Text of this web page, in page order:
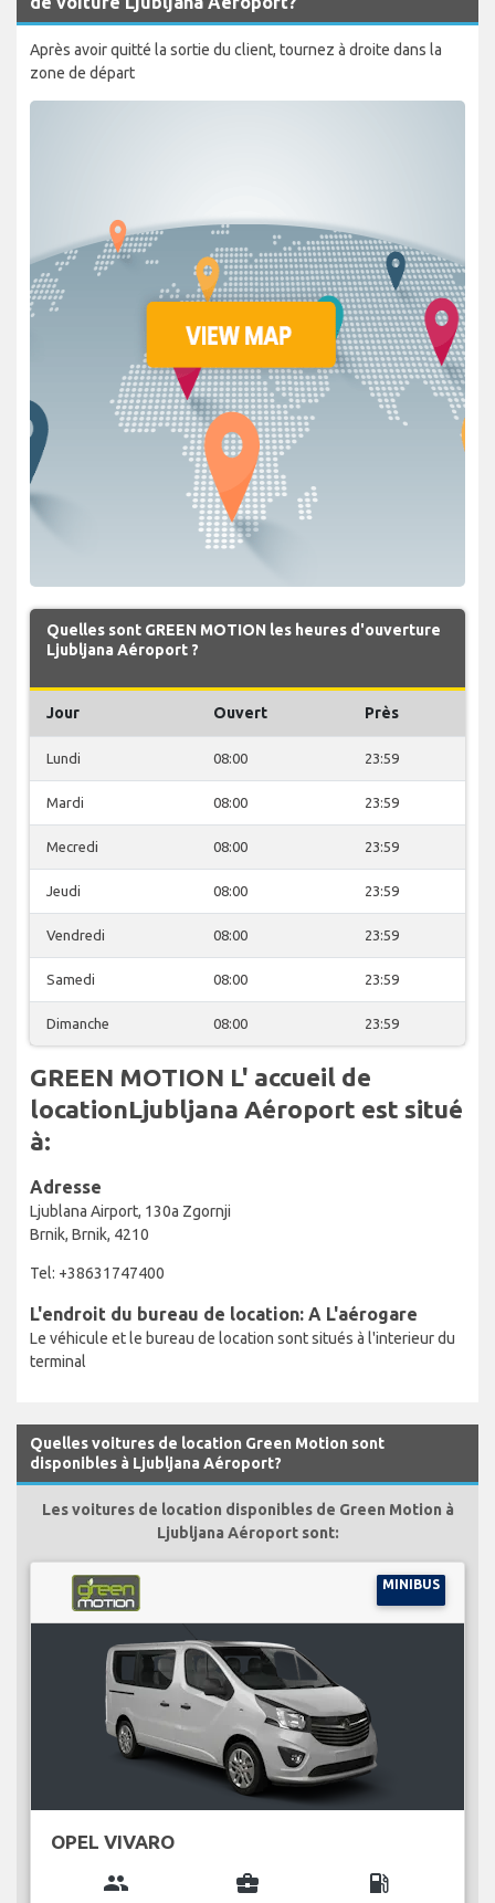
Après avoir quitté la sortie du client, tournez à droite dans la
zone de départ
Quelles sont GREEN MOTION les heures d'ouverture
Ljubljana Aéroport ?
Jour Ouvert Près
Lundi 08:00 23:59
Mardi 08:00 23:59
Mecredi 08:00 23:59
Jeudi 08:00 23:59
Vendredi 08:00 23:59
Samedi 08:00 23:59
Dimanche 08:00 23:59
GREEN MOTION L' accueil de
locationLjubljana Aéroport est situé
à:
Adresse
Ljublana Airport, 130a Zgornji
Brnik, Brnik, 4210
Tel: +38631747400
L'endroit du bureau de location: A L'aérogare
Le véhicule et le bureau de location sont situés à l'interieur du
terminal
Quelles voitures de location Green Motion sont
disponibles à Ljubljana Aéroport?
Les voitures de location disponibles de Green Motion à
Ljubljana Aéroport sont:
MINIBUS
OPEL VIVARO
group business_center local_gas_station